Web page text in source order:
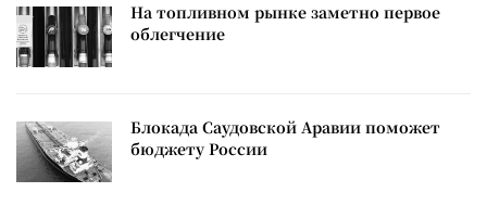
На топливном рынке заметно первое
облегчение
Блокада Саудовской Аравии поможет
бюджету России